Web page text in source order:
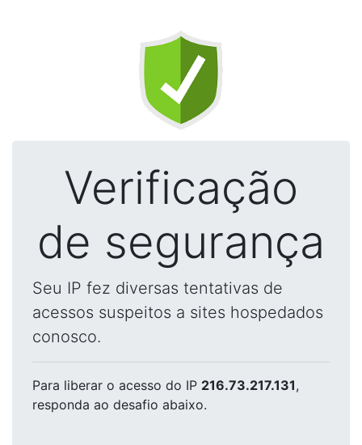
Verificação
de segurança
Seu IP fez diversas tentativas de
acessos suspeitos a sites hospedados
conosco.
Para liberar o acesso do IP 216.73.217.131,
responda ao desafio abaixo.